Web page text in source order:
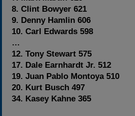
8. Clint Bowyer 621
9. Denny Hamlin 606
10. Carl Edwards 598
…
12. Tony Stewart 575
17. Dale Earnhardt Jr. 512
19. Juan Pablo Montoya 510
20. Kurt Busch 497
34. Kasey Kahne 365